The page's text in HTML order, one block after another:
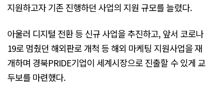
지원하고자 기존 진행하던 사업의 지원 규모를 늘렸다.
아울러 디지털 전환 등 신규 사업을 추진하고, 앞서 코로나
19로 멈췄던 해외판로 개척 등 해외 마케팅 지원사업을 재
개하며 경북PRIDE기업이 세계시장으로 진출할 수 있게 교
두보를 마련했다.